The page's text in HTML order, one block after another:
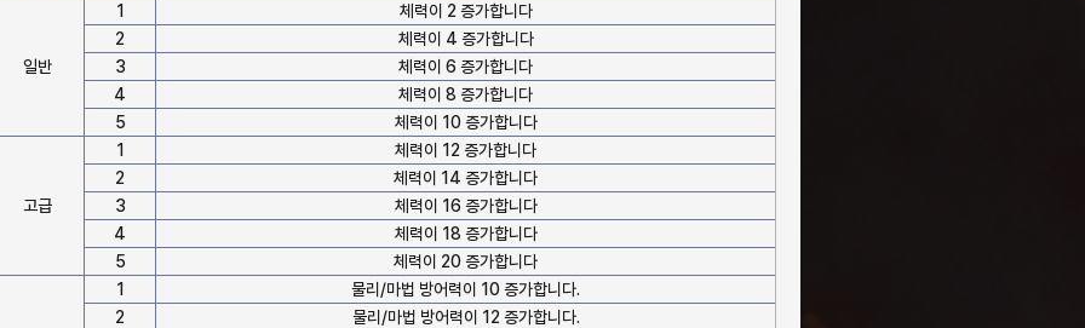
일반
1
체력이 2 증가합니다
2
체력이 4 증가합니다
3
체력이 6 증가합니다
4
체력이 8 증가합니다
5
체력이 10 증가합니다
고급
1
체력이 12 증가합니다
2
체력이 14 증가합니다
3
체력이 16 증가합니다
4
체력이 18 증가합니다
5
체력이 20 증가합니다
1
물리/마법 방어력이 10 증가합니다.
2
물리/마법 방어력이 12 증가합니다.